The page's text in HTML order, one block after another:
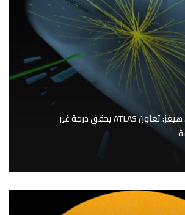
قياس كتلة بوزون هيغز: تعاون ATLAS يحقق درجة غير